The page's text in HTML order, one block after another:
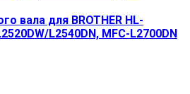
вала для BROTHER HL-
L2540DN, MFC-L2700DN